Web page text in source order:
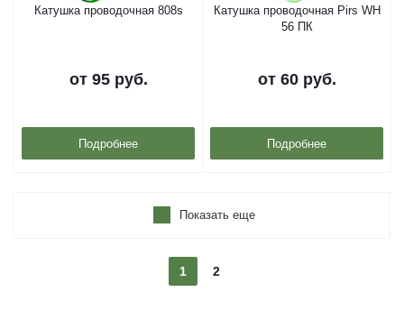
Катушка проводочная 808s
от 95 руб.
Подробнее
Катушка проводочная Pirs WH
56 ПК
от 60 руб.
Подробнее
Показать еще
1 2